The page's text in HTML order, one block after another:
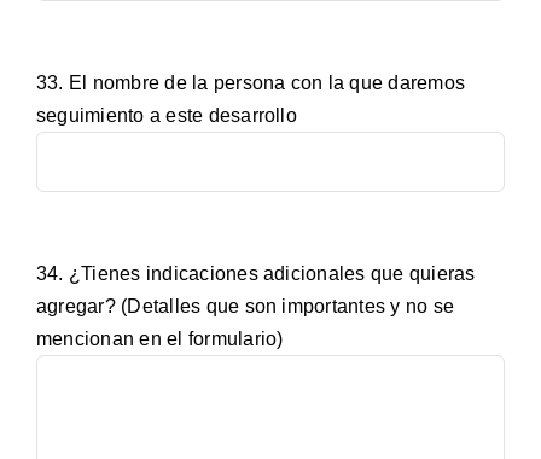
33. El nombre de la persona con la que daremos
seguimiento a este desarrollo
34. ¿Tienes indicaciones adicionales que quieras
agregar? (Detalles que son importantes y no se
mencionan en el formulario)